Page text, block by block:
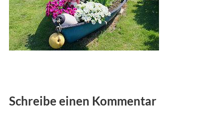
Schreibe einen Kommentar